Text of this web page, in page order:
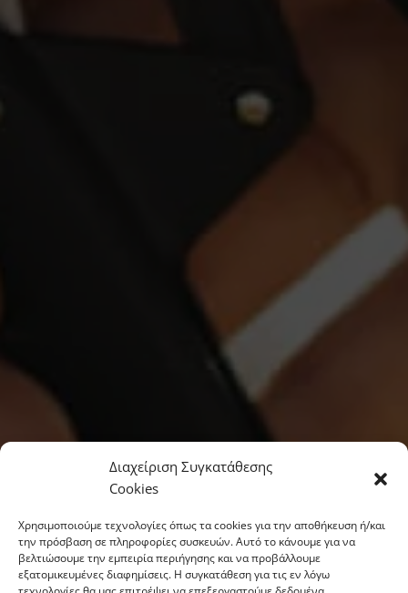
Διαχείριση Συγκατάθεσης
Cookies
Χρησιμοποιούμε τεχνολογίες όπως τα cookies για την αποθήκευση ή/και
την πρόσβαση σε πληροφορίες συσκευών. Αυτό το κάνουμε για να
βελτιώσουμε την εμπειρία περιήγησης και να προβάλλουμε
εξατομικευμένες διαφημίσεις. Η συγκατάθεση για τις εν λόγω